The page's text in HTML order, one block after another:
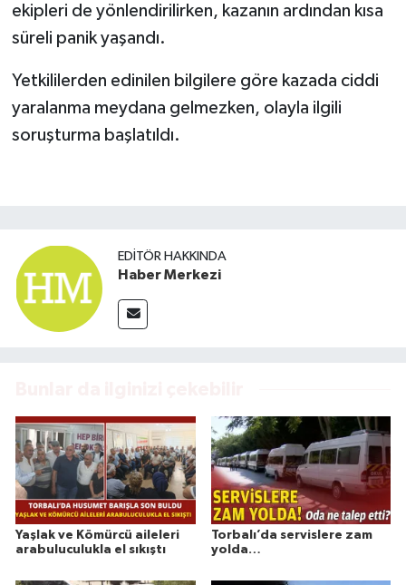
ekipleri de yönlendirilirken, kazanın ardından kısa
süreli panik yaşandı.
Yetkililerden edinilen bilgilere göre kazada ciddi
yaralanma meydana gelmezken, olayla ilgili
soruşturma başlatıldı.
EDITÖR HAKKINDA
Haber Merkezi
Yaşlak ve Kömürcü aileleri
arabuluculukla el sıkıştı
Torbalı’da servislere zam
yolda…